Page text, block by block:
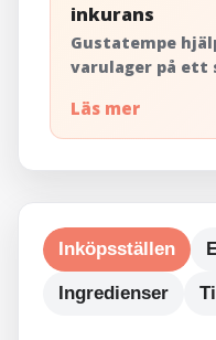
inkurans
Gustatempe
varulager på ett
Läs mer
Inköpsställen
Ingredienser